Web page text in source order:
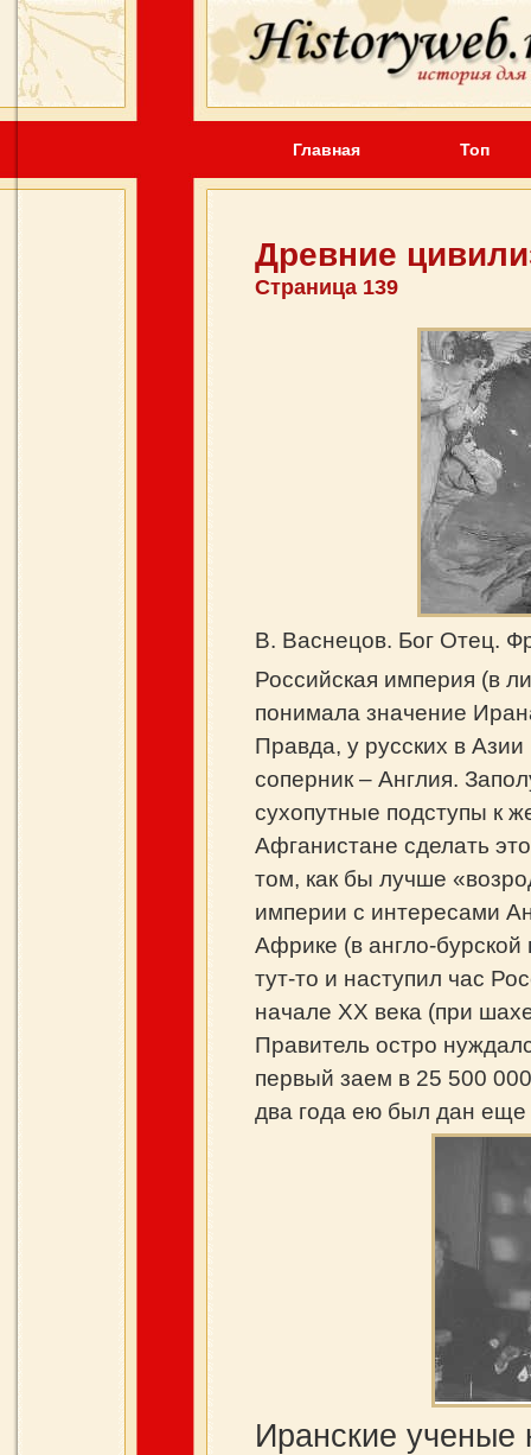
Главная Топ
Древние
Страница 139
В. Васнецов. Бог Отец.
Российская империя (в
понимала значение
Правда, у русских в
соперник – Англия.
сухопутные подступы к
Афганистане сделать
том, как бы лучше
империи с интересами
Африке (в
тут‑то и наступил час
начале XX века (при
Правитель остро
первый заем в 25 500
два года ею был дан
Иранские ученые